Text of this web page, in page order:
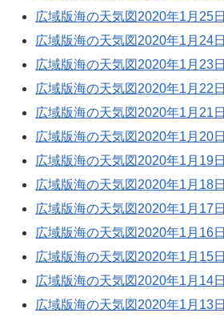
広域版海の天気図2020年1月25日
広域版海の天気図2020年1月24日
広域版海の天気図2020年1月23日
広域版海の天気図2020年1月22日
広域版海の天気図2020年1月21日
広域版海の天気図2020年1月20日
広域版海の天気図2020年1月19日
広域版海の天気図2020年1月18日
広域版海の天気図2020年1月17日
広域版海の天気図2020年1月16日
広域版海の天気図2020年1月15日
広域版海の天気図2020年1月14日
広域版海の天気図2020年1月13日